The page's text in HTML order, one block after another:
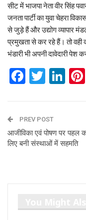
सीट में भाजपा नेता वीर सिंह
जनता पार्टी का युवा चेहरा
से जुड़े हैं और उद्योग व्यापार
प्रमुखता से कर रहे हैं। तो वही
भंडारी भी अपनी दावेदारी पेश
PREV POST
आजीविका एवं पोषण पर पहल
लिए बनी संस्थाओं में सहमति